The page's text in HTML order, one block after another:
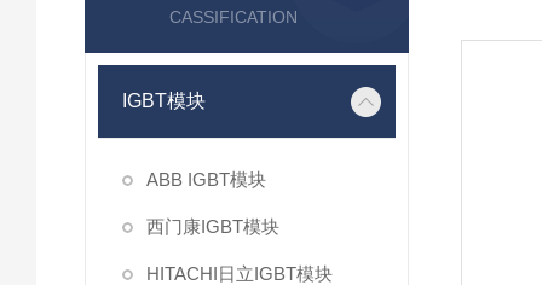
CASSIFICATION
IGBT模块
ABB IGBT模块
西门康IGBT模块
HITACHI日立IGBT模块